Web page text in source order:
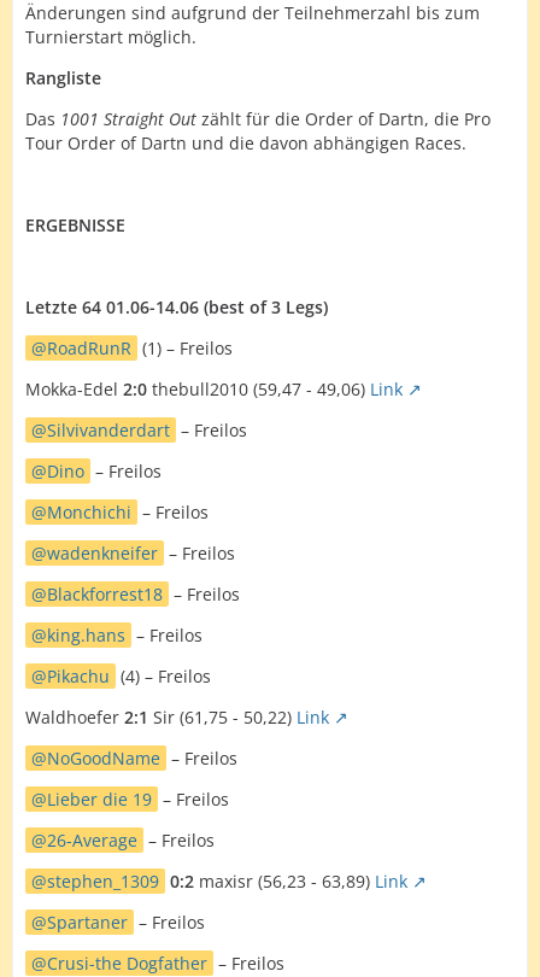
Änderungen sind aufgrund der Teilnehmerzahl bis zum
Turnierstart möglich.
Rangliste
Das 1001 Straight Out zählt für die Order of Dartn, die Pro
Tour Order of Dartn und die davon abhängigen Races.
ERGEBNISSE
Letzte 64 01.06-14.06 (best of 3 Legs)
RoadRunR (1) – Freilos
Mokka-Edel 2:0 thebull2010 (59,47 - 49,06) Link
Silvivanderdart – Freilos
Dino – Freilos
Monchichi – Freilos
wadenkneifer – Freilos
Blackforrest18 – Freilos
king.hans – Freilos
Pikachu (4) – Freilos
Waldhoefer 2:1 Sir (61,75 - 50,22) Link
NoGoodName – Freilos
Lieber die 19 – Freilos
26-Average – Freilos
stephen_1309 0:2 maxisr (56,23 - 63,89) Link
Spartaner – Freilos
Crusi-the Dogfather – Freilos